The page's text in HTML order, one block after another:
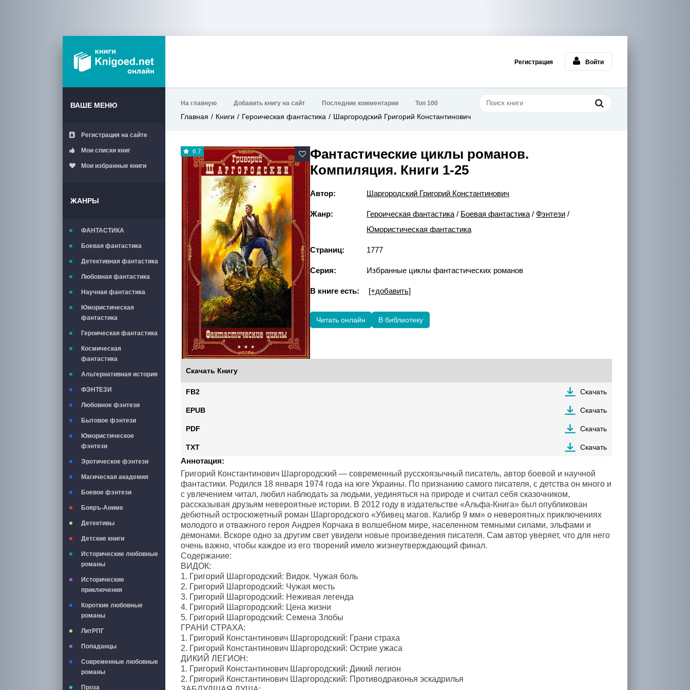
Регистрация Войти
ВАШЕ МЕНЮ
Регистрация на сайте
Мои списки книг
Мои избранные книги
ЖАНРЫ
ФАНТАСТИКА
Боевая фантастика
Детективная фантастика
Любовная фантастика
Научная фантастика
Юмористическая
фантастика
Героическая фантастика
Космическая
фантастика
Альтернативная история
ФЭНТЕЗИ
Любовное фэнтези
Бытовое фэнтези
Юмористическое
фэнтези
Эротическое фэнтези
Магическая академия
Боевое фэнтези
Бояръ-Аниме
Детективы
Детские книги
Исторические любовные
романы
Исторические
приключения
Короткие любовные
романы
ЛитРПГ
Попаданцы
Современные любовные
романы
Проза
На главную Добавить книгу на сайт Последние комментарии Топ 100
Главная Книги Героическая фантастика Шаргородский Григорий Константинович
6.7
Фантастические циклы романов.
Компиляция. Книги 1-25
Автор: Шаргородский Григорий Константинович
Жанр: Героическая фантастика / Боевая фантастика / Фэнтези /
Юмористическая фантастика
Страниц: 1777
Серия: Избранные циклы фантастических романов
В книге есть: [+добавить]
Читать онлайн В библиотеку
Скачать Книгу
FB2 Скачать
EPUB Скачать
PDF Скачать
TXT Скачать
Аннотация:
Григорий Константинович Шаргородский — современный русскоязычный писатель, автор боевой и научной
фантастики. Родился 18 января 1974 года на юге Украины. По признанию самого писателя, с детства он много и
с увлечением читал, любил наблюдать за людьми, уединяться на природе и считал себя сказочником,
рассказывая друзьям невероятные истории. В 2012 году в издательстве «Альфа-Книга» был опубликован
дебютный остросюжетный роман Шаргородского «Убивец магов. Калибр 9 мм» о невероятных приключениях
молодого и отважного героя Андрея Корчака в волшебном мире, населенном темными силами, эльфами и
демонами. Вскоре одно за другим свет увидели новые произведения писателя. Сам автор уверяет, что для него
очень важно, чтобы каждое из его творений имело жизнеутверждающий финал.
Содержание:
ВИДОК:
1. Григорий Шаргородский: Видок. Чужая боль
2. Григорий Шаргородский: Чужая месть
3. Григорий Шаргородский: Неживая легенда
4. Григорий Шаргородский: Цена жизни
5. Григорий Шаргородский: Семена Злобы
ГРАНИ СТРАХА:
1. Григорий Константинович Шаргородский: Грани страха
2. Григорий Константинович Шаргородский: Острие ужаса
ДИКИЙ ЛЕГИОН:
1. Григорий Константинович Шаргородский: Дикий легион
2. Григорий Константинович Шаргородский: Противодраконья эскадрилья